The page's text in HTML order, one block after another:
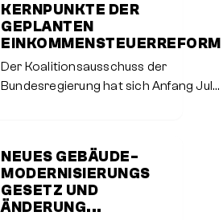
KERNPUNKTE DER
GEPLANTEN
EINKOMMENSTEUERREFORM
Der Koalitionsausschuss der
Bundesregierung hat sich Anfang Juli
Folgejahr hinein umgesetzt werden
und
NEUES GEBÄUDE­
MODERNI­SIERUNGS­
GESETZ UND
ÄNDERUNG...